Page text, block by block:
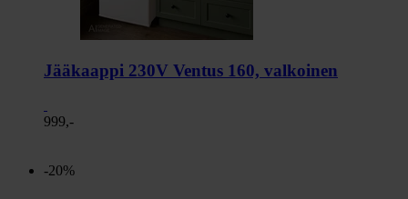
Jääkaappi 230V Ventus 160, valkoinen
999,-
-20%